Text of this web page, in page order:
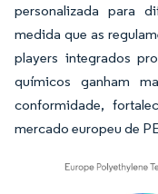
personalizada para
medida que as
players integrados
químicos ganham
conformidade,
mercado europeu de